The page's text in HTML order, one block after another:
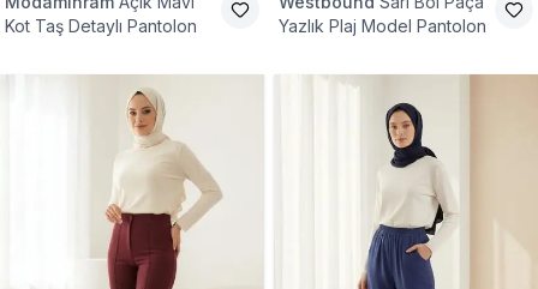
Kot Taş Detaylı Pantolon
Yazlık Plaj Model Pantolon